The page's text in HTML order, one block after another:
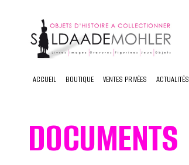
content
ACCUEIL BOUTIQUE VENTES PRIVÉES ACTUALITÉS
DOCUMENTS